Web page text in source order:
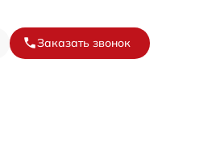
Заказать звонок